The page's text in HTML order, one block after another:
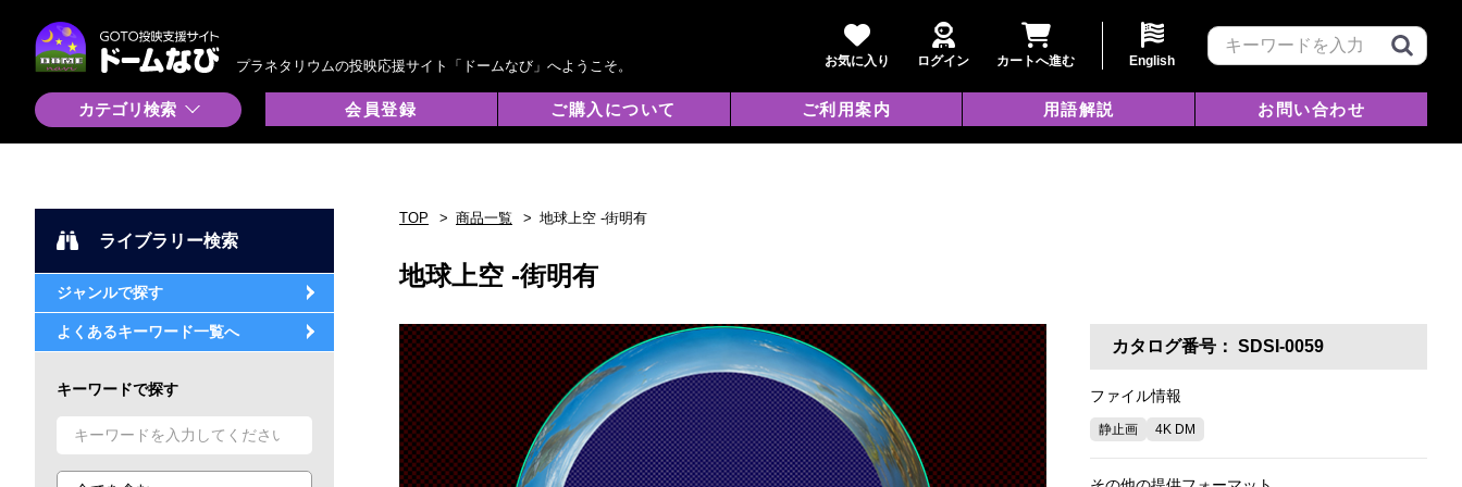
プラネタリウムの投映応援サイト「ドームなび」へようこそ。 お気に入り ログイン カートへ進む English
カテゴリ検索 会員登録 ご購入について ご利用案内 用語解説 お問い合わせ
ライブラリー検索
ジャンルで探す
よくあるキーワード一覧へ
キーワードで探す
TOP 商品一覧 地球上空 -街明有
地球上空 -街明有
カタログ番号： SDSI-0059
ファイル情報
静止画 4K DM